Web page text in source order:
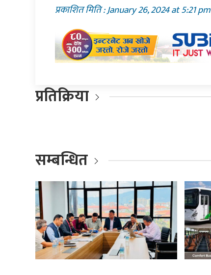
प्रकाशित मिति : January 26, 2024 at 5:21 pm
प्रतिक्रिया
सम्बन्धित